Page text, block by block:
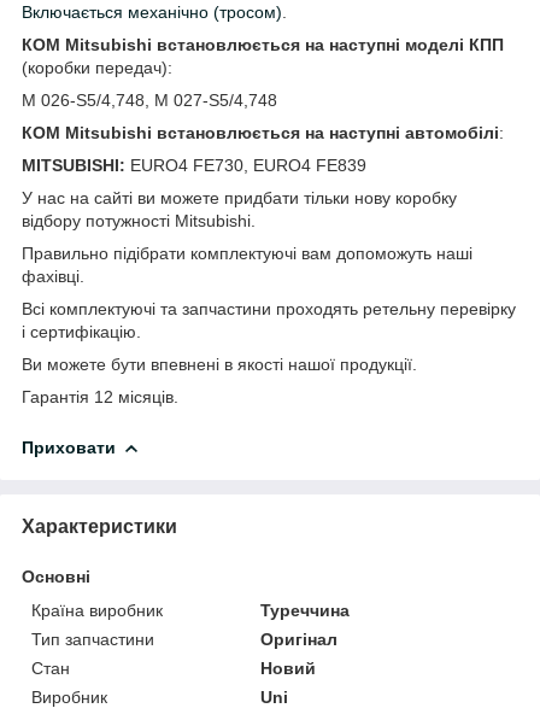
Включається механічно (тросом)
КОМ Mitsubishi встановлюється на наступні моделі КПП
(коробки передач):
M 026-S5/4,748, M 027-S5/4,748
КОМ Mitsubishi встановлюється на наступні автомобілі:
MITSUBISHI: EURO4 FE730, EURO4 FE839
У нас на сайті ви можете придбати тільки нову коробку
відбору потужності Mitsubishi.
Правильно підібрати комплектуючі вам допоможуть наші
фахівці.
Всі комплектуючі та запчастини проходять ретельну перевірку
і сертифікацію.
Ви можете бути впевнені в якості нашої продукції.
Гарантія 12 місяців.
Приховати
Характеристики
Основні
Країна виробник
Туреччина
Тип запчастини
Оригінал
Стан
Новий
Виробник
Uni